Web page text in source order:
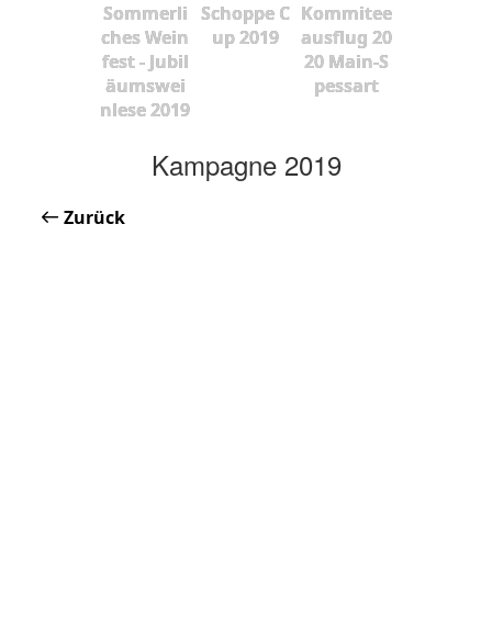
Sommerli
ches Wein
fest - Jubil
äumswei
nlese 2019
Schoppe C
up 2019
Kommitee
ausflug 20
20 Main-S
pessart
Kampagne 2019
Zurück